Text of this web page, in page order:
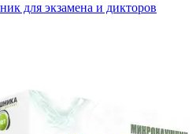
для экзамена и дикторов